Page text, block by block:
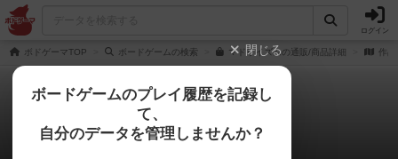
ログイン
ボドゲーマTOP ボードゲームの検索 マドリイズムの通販/商品詳細 作品
マドリイズム
次のおすすめボードゲーム
閉じる
ボードゲームのプレイ履歴を記録し
て、
自分のデータを管理しませんか？